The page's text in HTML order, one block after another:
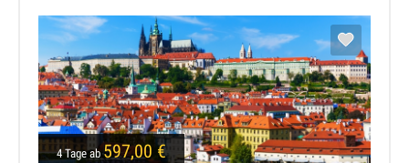
4 Tage ab597,00 €